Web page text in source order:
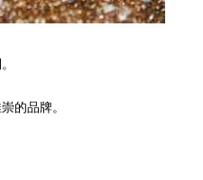
的品牌。